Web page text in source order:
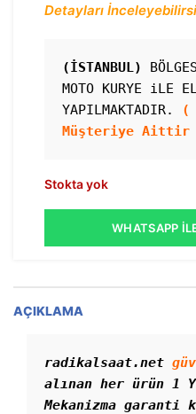
Detayları
(İSTANBUL)
MOTO KURYE iLE
YAPILMAKTADIR.
(
Müşteriye Aittir
Stokta yok
WHATSAPP
AÇIKLAMA
radikalsaat.net
alınan her ürün 1
Mekanizma garanti